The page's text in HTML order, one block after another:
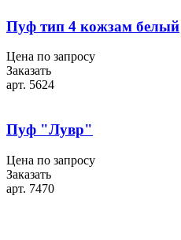
Пуф тип 4 кожзам белый
Цена по запросу
Заказать
арт. 5624
Пуф "Лувр"
Цена по запросу
Заказать
арт. 7470